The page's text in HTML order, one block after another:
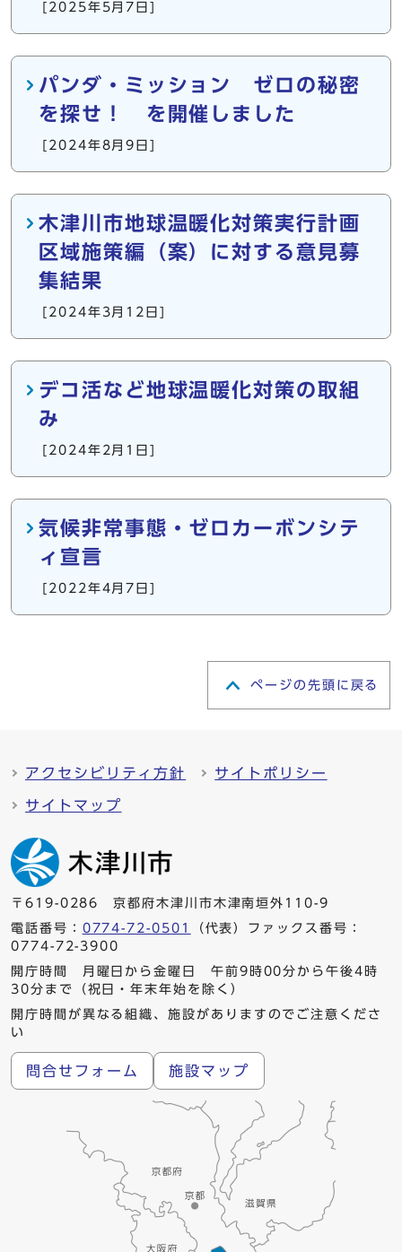
[2025年5月7日]
パンダ・ミッション ゼロの秘密
を探せ！ を開催しました
[2024年8月9日]
木津川市地球温暖化対策実行計画
区域施策編（案）に対する意見募
集結果
[2024年3月12日]
デコ活など地球温暖化対策の取組
み
[2024年2月1日]
気候非常事態・ゼロカーボンシテ
ィ宣言
[2022年4月7日]
ページの先頭に戻る
アクセシビリティ方針 サイトポリシー
サイトマップ
〒619-0286 京都府木津川市木津南垣外110-9
電話番号： 0774-72-0501
（代表）ファックス番号：
0774-72-3900
開庁時間 月曜日から金曜日 午前9時00分から午後4時
30分まで（祝日・年末年始を除く）
開庁時間が異なる組織、施設がありますのでご注意くださ
い
問合せフォーム 施設マップ